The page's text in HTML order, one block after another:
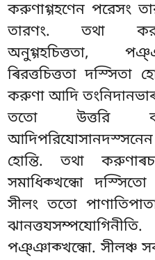
করুণাগ্গহণেন পরেসং
তারণং. তথা
অনুগ্গহচিত্ততা,
ৰিরত্তচিত্ততা দস্সিতা
করুণা আদি
ততো উত্তরি
হোন্তি. তথা
সমাধিক্খন্ধো
সীলং ততো
পঞ্ঞাক্খন্ধো. সীলঞ্চ